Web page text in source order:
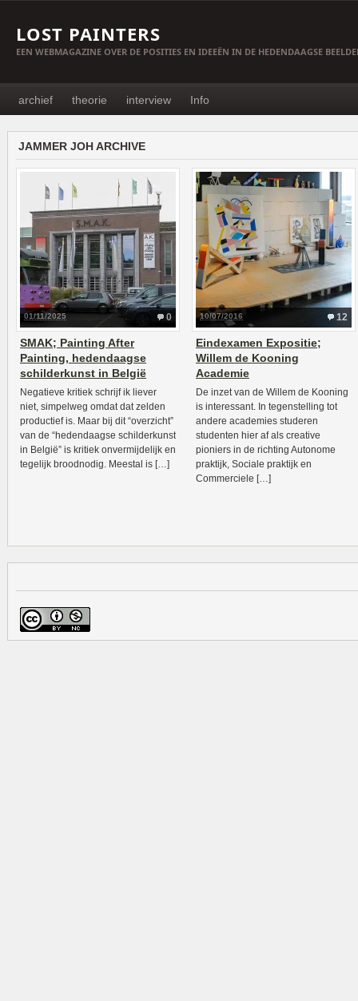
LOST PAINTERS
EEN WEBMAGAZINE OVER DE POSITIES EN IDEEËN IN DE HEDENDAAGSE
archief theorie interview Info
JAMMER JOH ARCHIVE
0
01/11/2025
SMAK; Painting After
Painting, hedendaagse
schilderkunst in België
Negatieve kritiek schrijf ik liever
niet, simpelweg omdat dat zelden
productief is. Maar bij dit “overzicht”
van de “hedendaagse schilderkunst
in België” is kritiek onvermijdelijk en
tegelijk broodnodig. Meestal is […]
12
10/07/2016
Eindexamen Expositie;
Willem de Kooning
Academie
De inzet van de Willem de Kooning
is interessant. In tegenstelling tot
andere academies studeren
studenten hier af als creative
pioniers in de richting Autonome
praktijk, Sociale praktijk en
Commerciele […]